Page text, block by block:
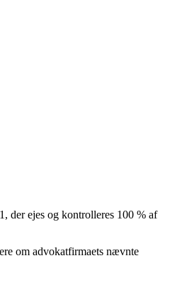
der ejes og kontrolleres 100 % af
om advokatfirmaets nævnte